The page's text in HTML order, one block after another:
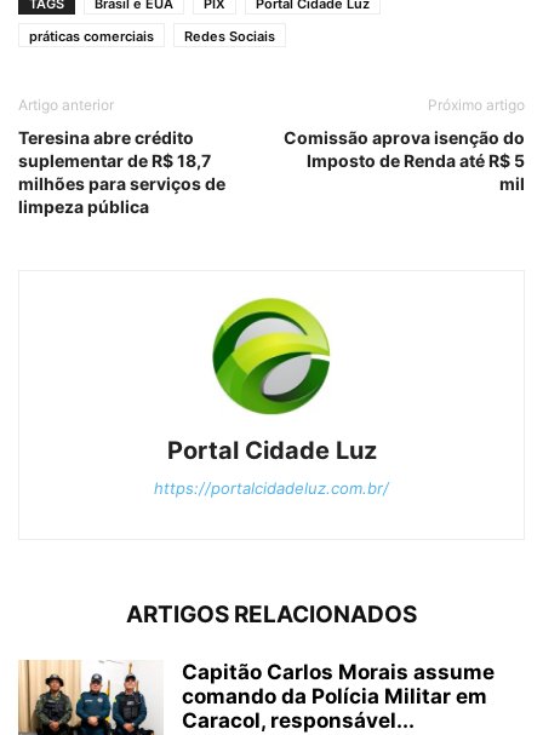
TAGS Brasil e EUA PIX
Portal Cidade Luz
práticas comerciais
Redes Sociais
Artigo anterior
Teresina abre crédito
suplementar de R$ 18,7
milhões para serviços de
limpeza pública
Próximo artigo
Comissão aprova isenção do
Imposto de Renda até R$ 5
mil
Portal Cidade Luz
https://portalcidadeluz.com.br/
ARTIGOS RELACIONADOS
Capitão Carlos Morais assume
comando da Polícia Militar em
Caracol, responsável...